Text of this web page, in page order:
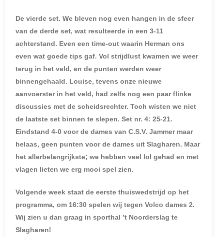
De vierde set. We bleven nog even hangen in de sfeer
van de derde set, wat resulteerde in een 3-11
achterstand. Even een time-out waarin Herman ons
even wat goede tips gaf. Vol strijdlust kwamen we weer
terug in het veld, en de punten werden weer
binnengehaald. Louise, tevens onze nieuwe
aanvoerster in het veld, had zelfs nog een paar flinke
discussies met de scheidsrechter. Toch wisten we niet
de laatste set binnen te slepen. Set nr. 4: 25-21.
Eindstand 4-0 voor de dames van C.S.V. Jammer maar
helaas, geen punten voor de dames uit Slagharen. Maar
het allerbelangrijkste; we hebben veel lol gehad en met
vlagen lieten we erg mooi spel zien.
Volgende week staat de eerste thuiswedstrijd op het
programma, om 16:30 spelen wij tegen Volco dames 2.
Wij zien u dan graag in sporthal ’t Noorderslag te
Slagharen!